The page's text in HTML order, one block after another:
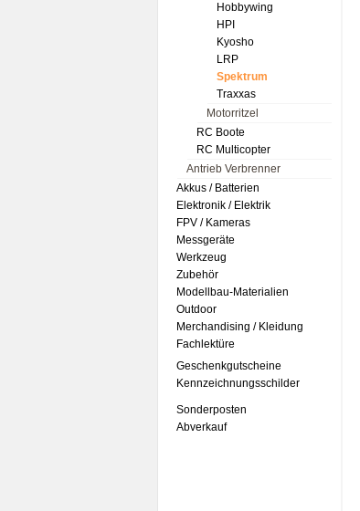
Hobbywing
HPI
Kyosho
LRP
Spektrum
Traxxas
Motorritzel
RC Boote
RC Multicopter
Antrieb Verbrenner
Akkus / Batterien
Elektronik / Elektrik
FPV / Kameras
Messgeräte
Werkzeug
Zubehör
Modellbau-Materialien
Outdoor
Merchandising / Kleidung
Fachlektüre
Geschenkgutscheine
Kennzeichnungsschilder
Sonderposten
Abverkauf